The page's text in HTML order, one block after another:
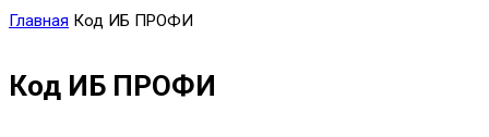
Главная Код ИБ ПРОФИ
Код ИБ ПРОФИ